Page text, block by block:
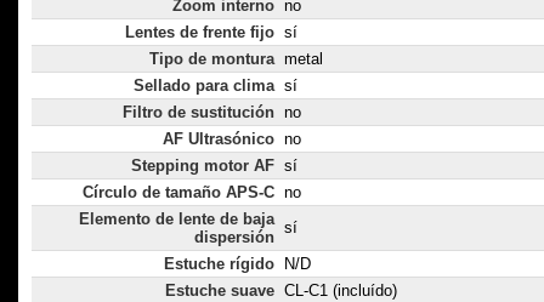
Zoom interno no
Lentes de frente fijo sí
Tipo de montura metal
Sellado para clima sí
Filtro de sustitución no
AF Ultrasónico no
Stepping motor AF sí
Círculo de tamaño APS-C no
Elemento de lente de baja
dispersión
sí
Estuche rígido
N/D
Estuche suave CL-C1 (incluído)